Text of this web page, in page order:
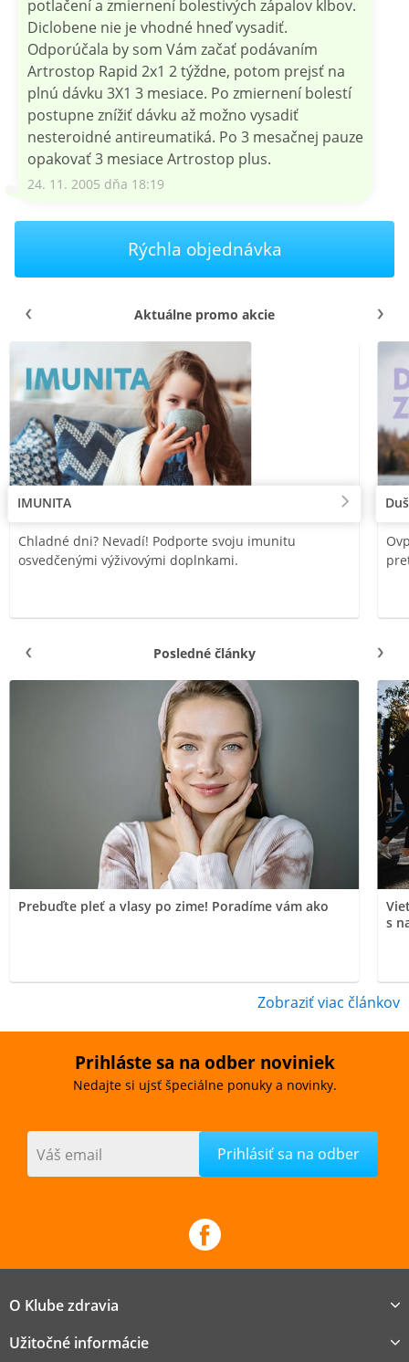
potlačení a zmiernení bolestivých zápalov klbov.
Diclobene nie je vhodné hneď vysadiť.
Odporúčala by som Vám začať podávaním
Artrostop Rapid 2x1 2 týždne, potom prejsť na
plnú dávku 3X1 3 mesiace. Po zmiernení bolestí
postupne znížiť dávku až možno vysadiť
nesteroidné antireumatiká. Po 3 mesačnej pauze
opakovať 3 mesiace Artrostop plus.
24. 11. 2005 dňa 18:19
Rýchla objednávka
Aktuálne promo akcie
IMUNITA
Chladné dni? Nevadí! Podporte svoju imunitu
osvedčenými výživovými doplnkami.
Posledné články
Prebuďte pleť a vlasy po zime! Poradíme vám ako
s
Zobraziť viac článkov
Prihláste sa na odber noviniek
Nedajte si ujsť špeciálne ponuky a novinky.
Váš email
O Klube zdravia
Užitočné informácie